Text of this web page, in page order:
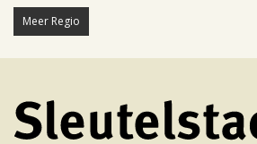
Meer Regio